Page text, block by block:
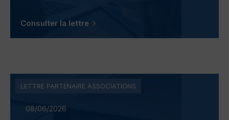
Consulter la lettre
08/06/2026
LETTRE PARTENAIRE ASSOCIATIONS